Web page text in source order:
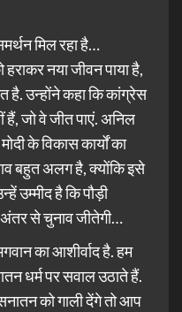
मिल रहा है…
नया जीवन पाया है,
है. उन्होंने कहा कि कांग्रेस
हैं, जो वे जीत पाएं. अनिल
के विकास कार्यों का
बहुत अलग है, क्योंकि इसे
उम्मीद है कि पौड़ी
से चुनाव जीतेगी…
का आशीर्वाद है. हम
धर्म पर सवाल उठाते हैं.
को गाली देंगे तो आप